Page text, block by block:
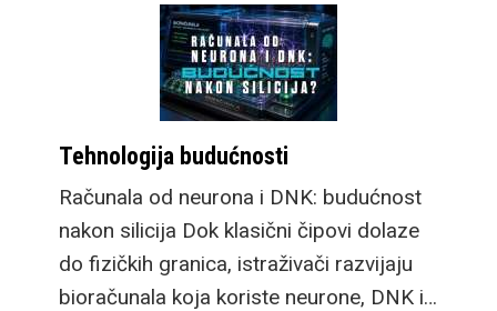
Tehnologija budućnosti
Računala od neurona i DNK: budućnost
nakon silicija Dok klasični čipovi dolaze
do fizičkih granica, istraživači razvijaju
bioračunala koja koriste neurone, DNK i…